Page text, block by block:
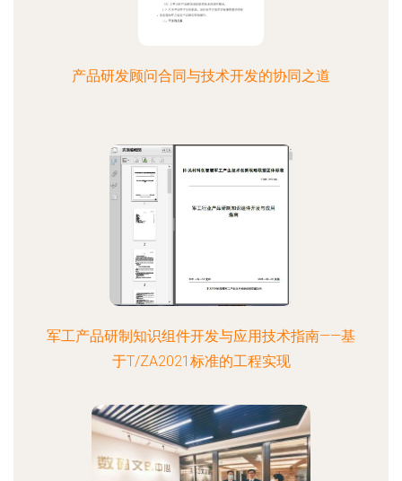
产品研发顾问合同与技术开发的协同之道
军工产品研制知识组件开发与应用技术指南——基
于T/ZA2021标准的工程实现